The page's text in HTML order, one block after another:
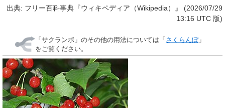
出典: フリー百科事典『ウィキペディア（Wikipedia）』 (2026/07/29
13:16 UTC 版)
「サクランボ 」のその他の用法については「 さくらんぼ」
をご覧ください。